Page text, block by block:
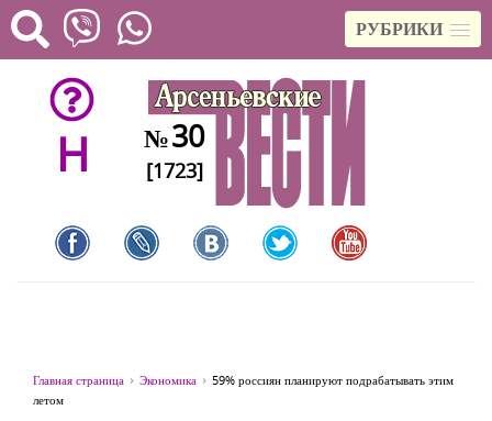
РУБРИКИ
H №30
[1723]
Главная страница Экономика
59% россиян планируют подрабатывать этим
летом